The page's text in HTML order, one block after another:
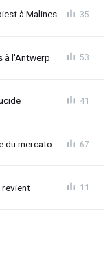
à Malines 35
à l'Antwerp 53
41
du mercato 67
revient 11